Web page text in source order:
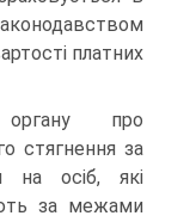
платних
про
стягнення за
на осіб, які
за межами